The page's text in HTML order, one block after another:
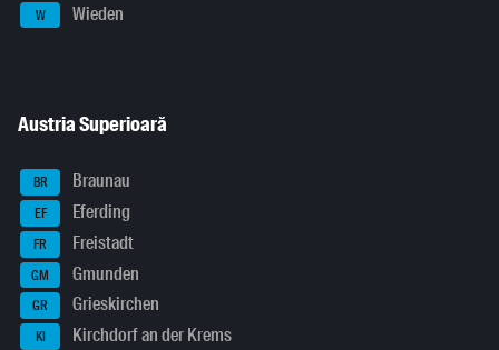
W Wieden
Austria Superioară
BR Braunau
EF Eferding
FR Freistadt
GM Gmunden
GR Grieskirchen
KI Kirchdorf an der Krems